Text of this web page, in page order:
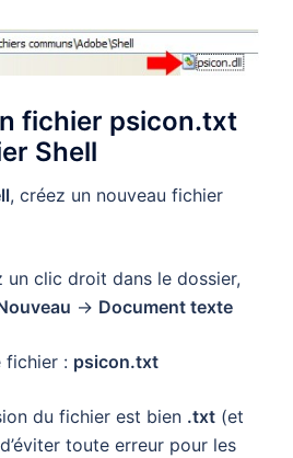
fichier psicon.txt
Shell
, créez un nouveau fichier
un clic droit dans le dossier,
→ Document texte
fichier : psicon.txt
du fichier est bien .txt (et
toute erreur pour les